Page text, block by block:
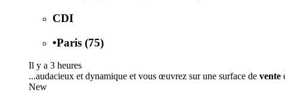
CDI
•Paris (75)
Il y a 3 heures
...audacieux et dynamique et vous œuvrez sur une surface de vente
New